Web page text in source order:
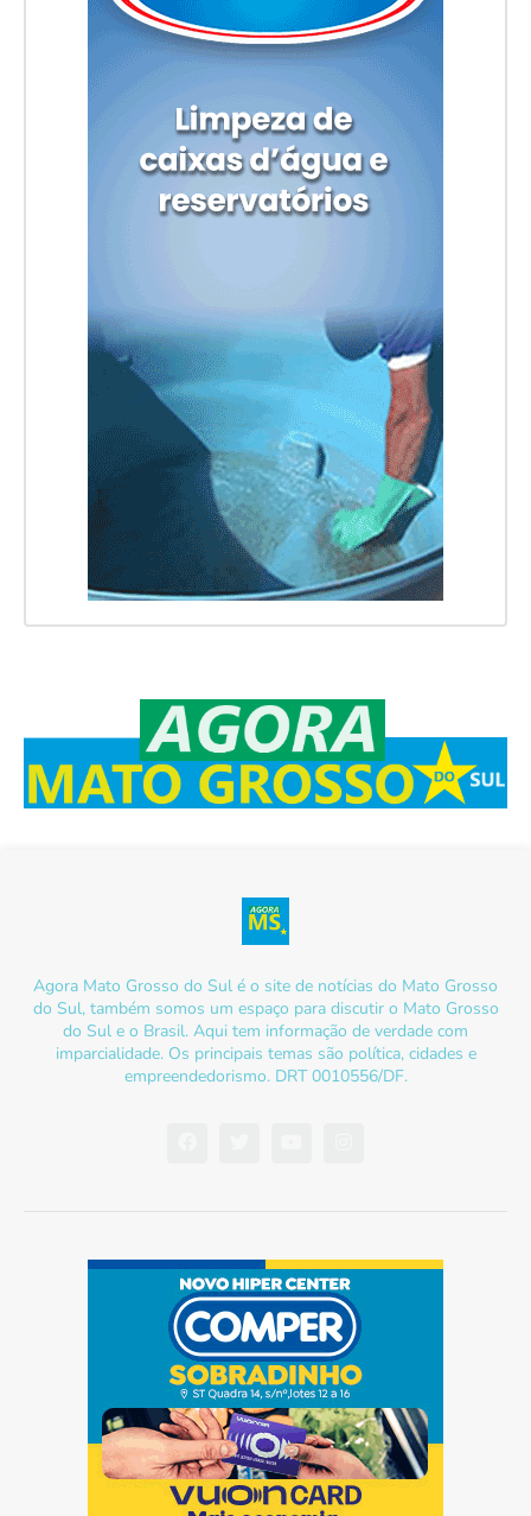
Agora Mato Grosso do Sul é o site de notícias do Mato Grosso
do Sul, também somos um espaço para discutir o Mato Grosso
do Sul e o Brasil. Aqui tem informação de verdade com
imparcialidade. Os principais temas são política, cidades e
empreendedorismo. DRT 0010556/DF.